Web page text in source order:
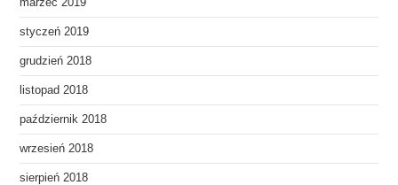
marzec 2019
styczeń 2019
grudzień 2018
listopad 2018
październik 2018
wrzesień 2018
sierpień 2018